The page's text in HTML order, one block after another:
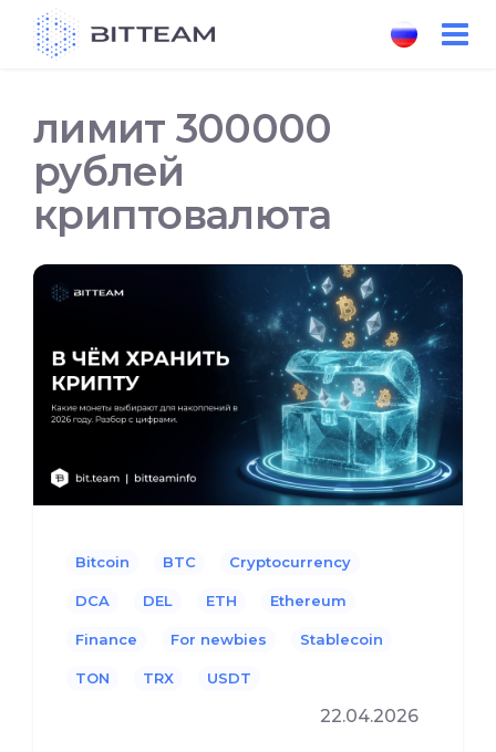
лимит 300000
рублей
криптовалюта
Bitcoin BTC Cryptocurrency
DCA DEL ETH Ethereum
Finance For newbies Stablecoin
TON TRX USDT
22.04.2026